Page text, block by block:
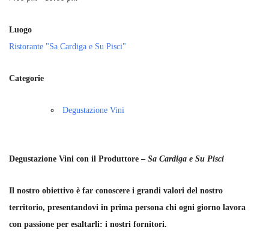
Luogo
Ristorante "Sa Cardiga e Su Pisci"
Categorie
Degustazione Vini
Degustazione Vini con il Produttore – Sa Cardiga e Su Pisci
Il nostro obiettivo è far conoscere i grandi valori del nostro
territorio, presentandovi in prima persona chi ogni giorno lavora
con passione per esaltarli: i nostri fornitori.